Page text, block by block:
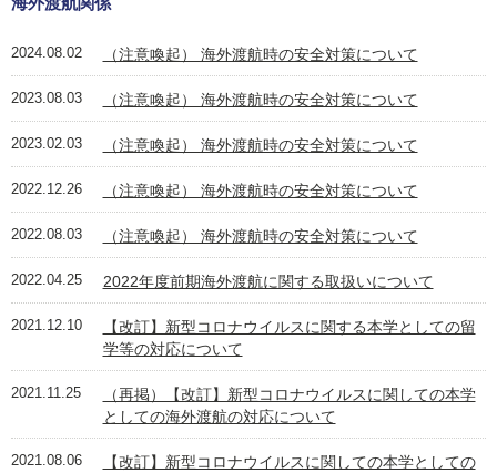
2024.08.02 （注意喚起） 海外渡航時の安全対策について
2023.08.03 （注意喚起） 海外渡航時の安全対策について
2023.02.03 （注意喚起） 海外渡航時の安全対策について
2022.12.26 （注意喚起） 海外渡航時の安全対策について
2022.08.03 （注意喚起） 海外渡航時の安全対策について
2022.04.25 2022年度前期海外渡航に関する取扱いについて
2021.12.10
【改訂】新型コロナウイルスに関する本学としての留
学等の対応について
2021.11.25
（再掲）【改訂】新型コロナウイルスに関しての本学
としての海外渡航の対応について
2021.08.06
【改訂】新型コロナウイルスに関しての本学としての